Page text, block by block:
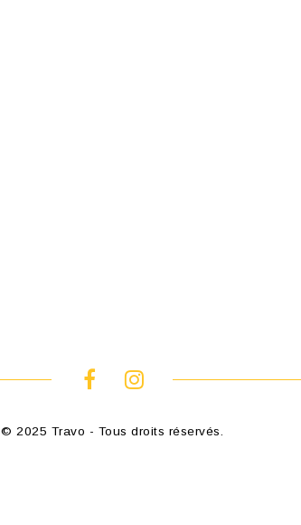
© 2025 Travo - Tous droits réservés.